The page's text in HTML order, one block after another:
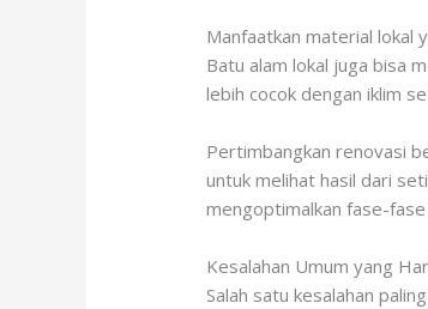
Manfaatkan material lokal
Batu alam lokal juga bisa
lebih cocok dengan iklim
Pertimbangkan renovasi
untuk melihat hasil dari
mengoptimalkan fase-
Kesalahan Umum yang
Salah satu kesalahan